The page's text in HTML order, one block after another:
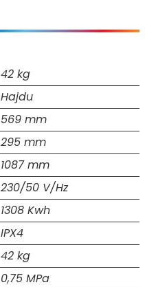
42 kg
Hajdu
569 mm
295 mm
1087 mm
230/50 V/Hz
1308 Kwh
IPX4
42 kg
0,75 MPa